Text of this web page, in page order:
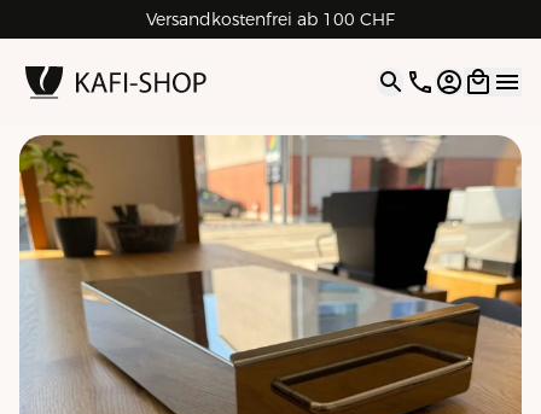
Versandkostenfrei ab 100 CHF
4.9| 5.0 Google
Open